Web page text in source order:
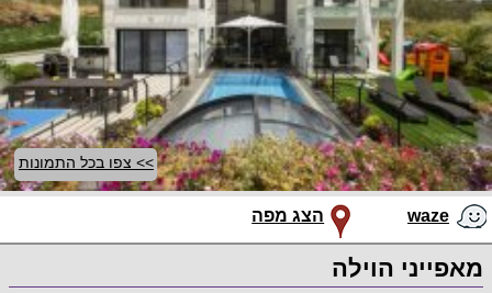
>> צפו בכל התמונות
waze הצג מפה
מאפייני הוילה